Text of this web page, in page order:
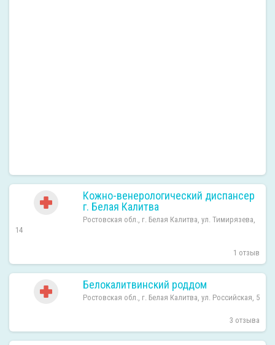
Кожно-венерологический диспансер
г. Белая Калитва
Ростовская обл., г. Белая Калитва, ул. Тимирязева,
14
1 отзыв
Белокалитвинский роддом
Ростовская обл., г. Белая Калитва, ул. Российская, 5
3 отзыва